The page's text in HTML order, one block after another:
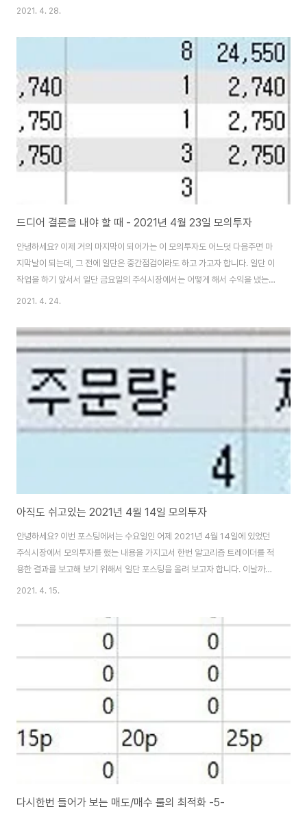
간이 부족해서 그럴수도 없기에, 일단 대략적인 방법으로 진행을 해 보고자 합
작업을 일일히 줄여주는 작업을 해서, 좀 수월하게 움직이게 하기는 했습니다.
그래서 일단 RSI기반으로 한 매수/매도 룰을 한번 보았습니다. 그렇게 전체적
인 기존의 자본금 500만원의 방법을 써서 백 테스트를 해본 결과, 이번에는
RSI지수를 기반으로 한 매수/매도 룰이 더 좋은 결과를 가지고 오는 것을 확인
할 수 있었습니다. 그리고 나서..
2021. 4. 28.
드디어 결론을 내야 할 때 - 2021년 4월 23일 모의투자
안녕하세요? 이제 거의 마지막이 되어가는 이 모의투자도 어느덧 다음주면 마
지막날이 되는데, 그 전에 일단은 중간점검이라도 하고 가고자 합니다. 일단 이
작업을 하기 앞서서 일단 금요일의 주식시장에서는 어떻게 해서 수익을 냈는지
아닌지 여부부터 따져 보고자 합니다. 먼저 RSI기반으로 만들어 놓은 매수/매
일단 여기서는 수익이 얼마나 나왔는지 알고자 합니다. 글고 이날은 영 무언가
가 좋지 않았는지, 그렇게 수익이 영 나오지 않기는 않았습니다. 그래서 이날은
수익을 거두었는지 한번 보고자 합니다. 일단 9만 6천원에 가까운 수익을 이제
까지 올린 것을 확인할..
2021. 4. 24.
아직도 쉬고있는 2021년 4월 14일 모의투자
안녕하세요? 이번 포스팅에서는 수요일인 어제 2021년 4월 14일에 있었던
주식시장에서 모의투자를 했는 내용을 가지고서 한번 알고리즘 트레이더를 적
용한 결과를 보고해 보기 위해서 일단 포스팅을 올려 보고자 합니다. 이날까지
도 아직은 아무것도 못하고 있는 중 입니다. 일단 이날은 어째서 인지 거래가 거
일어나지 않는 것을 볼 수 있었습니다. 일단 수익자체는 남기기는 남겼습니다.
다만, 이런다고 해서, 보유한 주식의 가격이 매수 이후 내려가서 나오는 손해에
대해서는 아직까지는 어떤 방법이 없어 보입니다. 일단 MFI지수를 기반으로
해서 나온 매수/매도 룰에서도 역시 매도 한건 외에는 아무런 변화가 없는 것을
2021. 4. 15.
다시한번 들어가 보는 매도/매수 룰의 최적화 -5-